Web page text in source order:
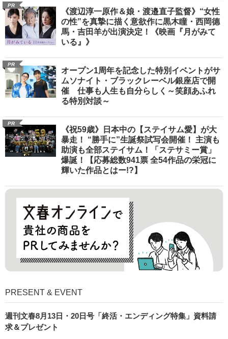
PR
《渡辺淳一原作＆娘・渡邉直子監督》“女性
の性”を真摯に描く意欲作に黒木瞳・西岡德
馬・吉田羊が出演決定！《映画『月がみて
いる』》
PR
オープン1周年を記念した特別イベントがサ
ムソナイト・ブラックレーベル銀座店で開
催 仕事も人生も自分らしく～笑顔あふれ
る特別対談～
PR
《祝59歳》日本中の【ステイサム愛】が大
暴走！ “勝手に”生誕祭試写会開催！ 主演も
助演も全部ステイサム！「ステサミー賞」
爆誕！【応募総数941票 全54作品の栄冠に
輝いた作品とはー!?】
PRESENT & EVENT
週刊文春8月13日・20日号「終活・エンディング特集」資料請
求＆プレゼント